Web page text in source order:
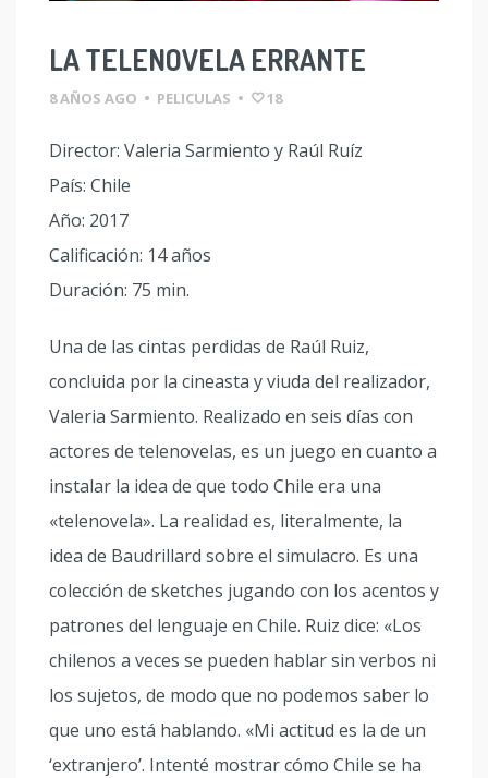
LA TELENOVELA ERRANTE
8 AÑOS AGO • PELICULAS • 18
Director: Valeria Sarmiento y Raúl Ruíz
País: Chile
Año: 2017
Calificación: 14 años
Duración: 75 min.
Una de las cintas perdidas de Raúl Ruiz,
concluida por la cineasta y viuda del realizador,
Valeria Sarmiento. Realizado en seis días con
actores de telenovelas, es un juego en cuanto a
instalar la idea de que todo Chile era una
«telenovela». La realidad es, literalmente, la
idea de Baudrillard sobre el simulacro. Es una
colección de sketches jugando con los acentos y
patrones del lenguaje en Chile. Ruiz dice: «Los
chilenos a veces se pueden hablar sin verbos ni
los sujetos, de modo que no podemos saber lo
que uno está hablando. «Mi actitud es la de un
‘extranjero’. Intenté mostrar cómo Chile se ha